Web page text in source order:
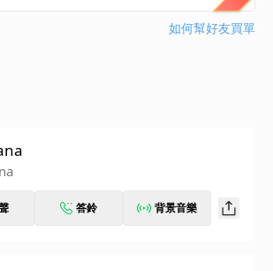
如何幫好友買單
答鈴 背景音樂